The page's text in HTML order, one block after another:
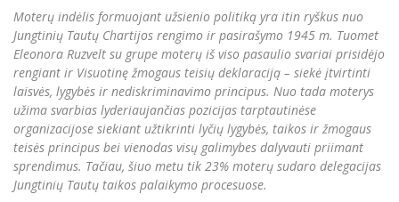
Moterų indėlis formuojant užsienio politiką yra itin ryškus nuo
Jungtinių Tautų Chartijos rengimo ir pasirašymo 1945 m. Tuomet
Eleonora Ruzvelt su grupe moterų iš viso pasaulio svariai prisidėjo
rengiant ir Visuotinę žmogaus teisių deklaraciją – siekė įtvirtinti
laisvės, lygybės ir nediskriminavimo principus. Nuo tada moterys
užima svarbias lyderiaujančias pozicijas tarptautinėse
organizacijose siekiant užtikrinti lyčių lygybės, taikos ir žmogaus
teisės principus bei vienodas visų galimybes dalyvauti priimant
sprendimus. Tačiau, šiuo metu tik 23% moterų sudaro delegacijas
Jungtinių Tautų taikos palaikymo procesuose.